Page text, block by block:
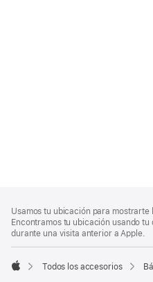
a
pie
de
página
al
pie
Usamos tu ubicación para mostrarte
Encontramos tu ubicación usando
durante una visita anterior a Apple.
Todos los accesorios